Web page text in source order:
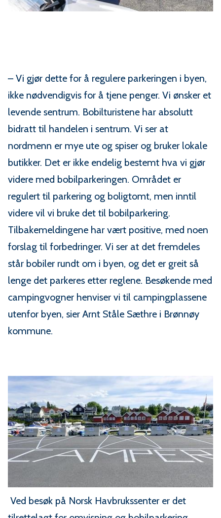
– Vi gjør dette for å regulere parkeringen i byen,
ikke nødvendigvis for å tjene penger. Vi ønsker et
levende sentrum. Bobilturistene har absolutt
bidratt til handelen i sentrum. Vi ser at
nordmenn er mye ute og spiser og bruker lokale
butikker. Det er ikke endelig bestemt hva vi gjør
videre med bobilparkeringen. Området er
regulert til parkering og boligtomt, men inntil
videre vil vi bruke det til bobilparkering.
Tilbakemeldingene har vært positive, med noen
forslag til forbedringer. Vi ser at det fremdeles
står bobiler rundt om i byen, og det er greit så
lenge det parkeres etter reglene. Besøkende med
campingvogner henviser vi til campingplassene
utenfor byen, sier Arnt Ståle Sæthre i Brønnøy
kommune.
Ved besøk på Norsk Havbrukssenter er det